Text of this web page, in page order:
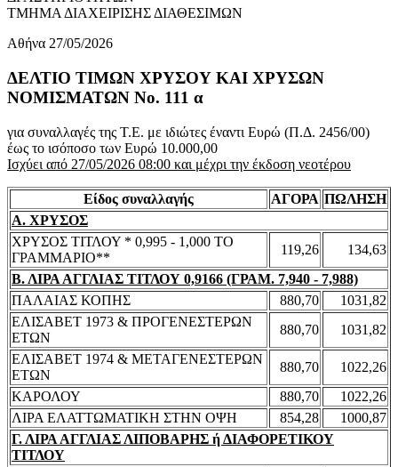
ΤΜΗΜΑ ΔΙΑΧΕΙΡΙΣΗΣ ΔΙΑΘΕΣΙΜΩΝ
Αθήνα 27/05/2026
ΔΕΛΤΙΟ ΤΙΜΩΝ ΧΡΥΣΟΥ ΚΑΙ ΧΡΥΣΩΝ
ΝΟΜΙΣΜΑΤΩΝ No. 111 α
για συναλλαγές της Τ.Ε. με ιδιώτες έναντι Ευρώ (Π.Δ. 2456/00)
έως το ισόποσο των Ευρώ 10.000,00
Ισχύει από 27/05/2026 08:00 και μέχρι την έκδοση νεοτέρου
Είδος συναλλαγής ΑΓΟΡΑ ΠΩΛΗΣΗ
Α. ΧΡΥΣΟΣ
ΧΡΥΣΟΣ ΤΙΤΛΟΥ * 0,995 - 1,000 ΤΟ
ΓΡΑΜΜΑΡΙΟ**
119,26
134,63
Β. ΛΙΡΑ ΑΓΓΛΙΑΣ ΤΙΤΛΟΥ 0,9166 (ΓΡΑΜ. 7,940 - 7,988)
ΠΑΛΑΙΑΣ ΚΟΠΗΣ
880,70
1031,82
ΕΛΙΣΑΒΕΤ 1973 & ΠΡΟΓΕΝΕΣΤΕΡΩΝ
ΕΤΩΝ
880,70
1031,82
ΕΛΙΣΑΒΕΤ 1974 & ΜΕΤΑΓΕΝΕΣΤΕΡΩΝ
ΕΤΩΝ
880,70
1022,26
ΚΑΡΟΛΟΥ
880,70
1022,26
ΛΙΡΑ ΕΛΑΤΤΩΜΑΤΙΚΗ ΣΤΗΝ ΟΨΗ
854,28
1000,87
Γ. ΛΙΡΑ ΑΓΓΛΙΑΣ ΛΙΠΟΒΑΡΗΣ ή ΔΙΑΦΟΡΕΤΙΚΟΥ
ΤΙΤΛΟΥ